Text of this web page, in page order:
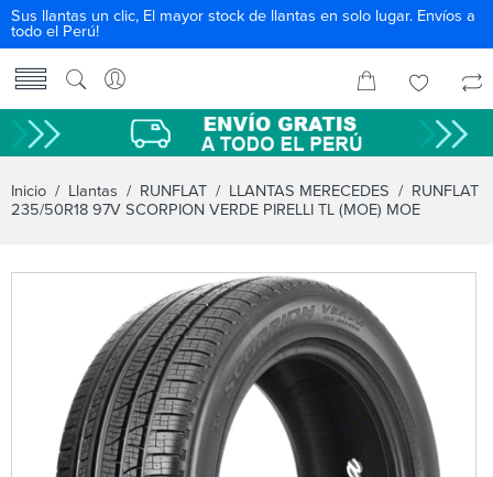
Sus llantas un clic, El mayor stock de llantas en solo lugar. Envíos a
todo el Perú!
Inicio / Llantas / RUNFLAT / LLANTAS MERECEDES / RUNFLAT
235/50R18 97V SCORPION VERDE PIRELLI TL (MOE) MOE